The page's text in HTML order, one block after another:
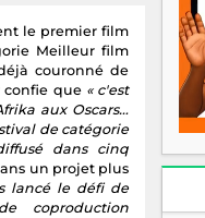
le premier film
Meilleur film
couronné de
confie que « c'est
aux Oscars…
de catégorie
dans cinq
un projet plus
lancé le défi de
coproduction